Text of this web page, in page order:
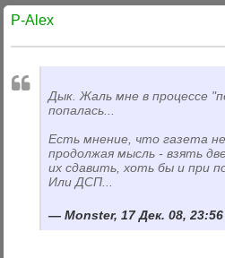
P-Alex
Дык. Жаль мне в процессе
попалась...
Есть мнение, что газета
продолжая мысль - взять
их сдавить, хоть бы и при
Или ДСП...
Monster, 17 Дек. 08, 23:56